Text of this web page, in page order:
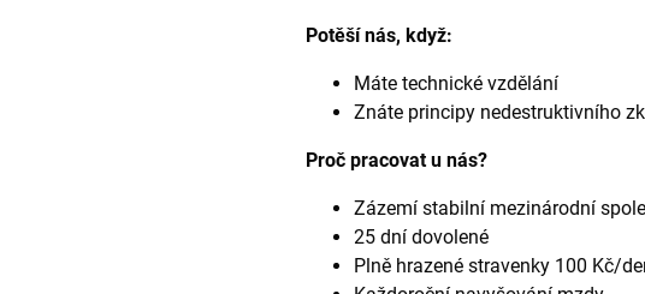
Potěší nás, když:
Máte technické vzdělání
Znáte principy nedestruktivního
Proč pracovat u nás?
Zázemí stabilní mezinárodní
25 dní dovolené
Plně hrazené stravenky 100 Kč/